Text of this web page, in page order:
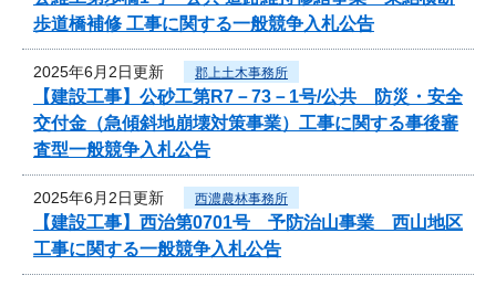
歩道橋補修 工事に関する一般競争入札公告
2025年6月2日更新 郡上土木事務所
【建設工事】公砂工第R7－73－1号/公共 防災・安全
交付金（急傾斜地崩壊対策事業）工事に関する事後審
査型一般競争入札公告
2025年6月2日更新 西濃農林事務所
【建設工事】西治第0701号 予防治山事業 西山地区
工事に関する一般競争入札公告